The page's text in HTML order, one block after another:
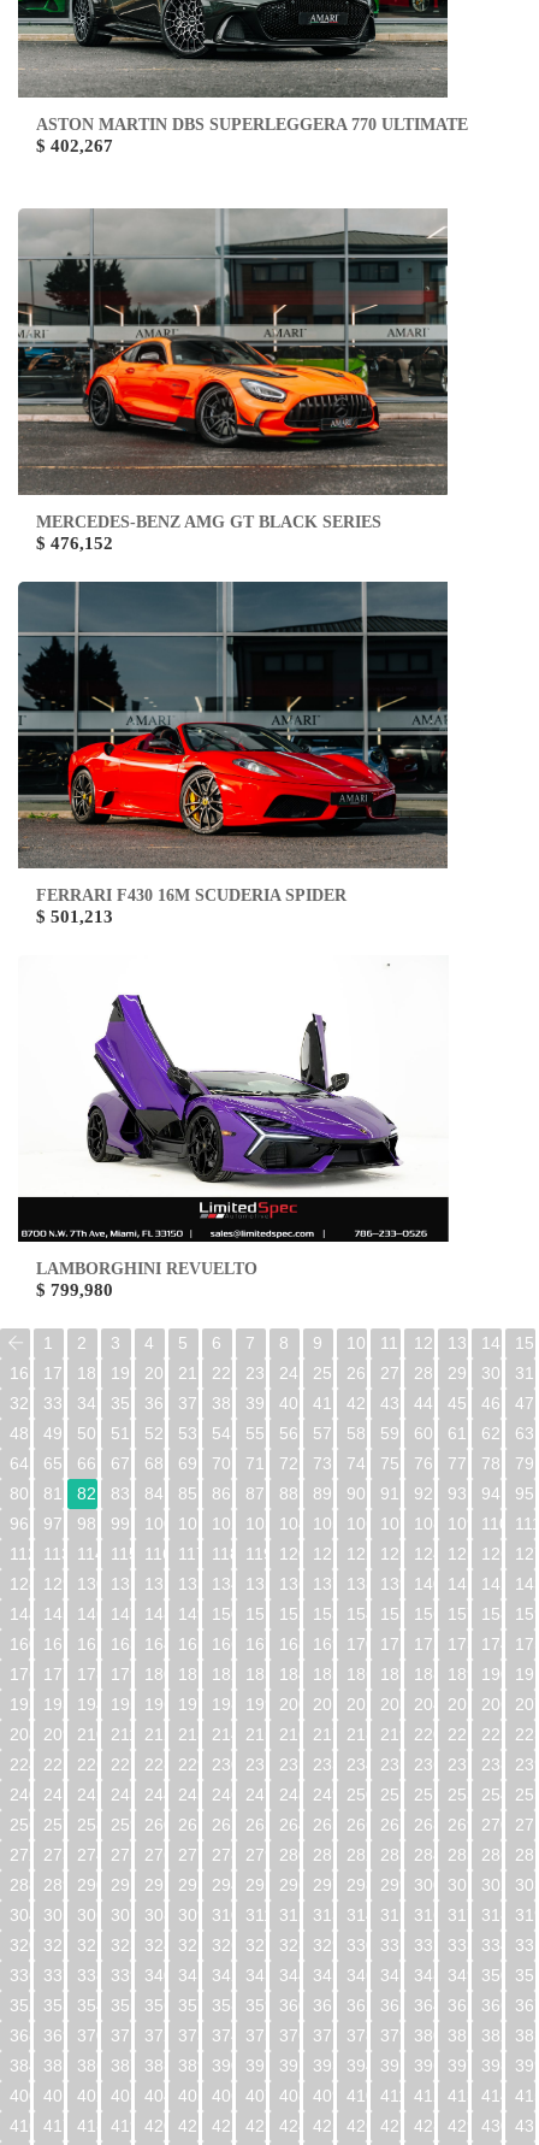
ASTON MARTIN DBS SUPERLEGGERA 770 ULTIMATE
$ 402,267
MERCEDES-BENZ AMG GT BLACK SERIES
$ 476,152
FERRARI F430 16M SCUDERIA SPIDER
$ 501,213
LAMBORGHINI REVUELTO
$ 799,980
1 2 3 4 5 6 7 8 9 10 11 12 13 14
15
16
17 18 19 20 21 22 23 24 25 26 27 28 29 30
31
32
33 34 35 36 37 38 39 40 41 42 43 44 45 46
47
48
49 50 51 52 53 54 55 56 57 58 59 60 61 62
63
64
65 66 67 68 69 70 71 72 73 74 75 76 77 78
79
80
81 82 83 84 85 86 87 88 89 90 91 92 93 94
95
96
97 98 99 100 101 102 103 104 105 106 107 108 109 110
112
113 114 115 116 117 118 119 120 121 122 123 124 125 126
128
129 130 131 132 133 134 135 136 137 138 139 140 141 142
144
145 146 147 148 149 150 151 152 153 154 155 156 157 158
160
161 162 163 164 165 166 167 168 169 170 171 172 173 174
176
177 178 179 180 181 182 183 184 185 186 187 188 189 190
192
193 194 195 196 197 198 199 200 201 202 203 204 205 206
208
209 210 211 212 213 214 215 216 217 218 219 220 221 222
224
225 226 227 228 229 230 231 232 233 234 235 236 237 238
240
241 242 243 244 245 246 247 248 249 250 251 252 253 254
256
257 258 259 260 261 262 263 264 265 266 267 268 269 270
272
273 274 275 276 277 278 279 280 281 282 283 284 285 286
288
289 290 291 292 293 294 295 296 297 298 299 300 301 302
304
305 306 307 308 309 310 311 312 313 314 315 316 317 318
320
321 322 323 324 325 326 327 328 329 330 331 332 333 334
336
337 338 339 340 341 342 343 344 345 346 347 348 349 350
352
353 354 355 356 357 358 359 360 361 362 363 364 365 366
368
369 370 371 372 373 374 375 376 377 378 379 380 381 382
384
385 386 387 388 389 390 391 392 393 394 395 396 397 398
400
401 402 403 404 405 406 407 408 409 410 411 412 413 414
416
417 418 419 420 421 422 423 424 425 426 427 428 429 430